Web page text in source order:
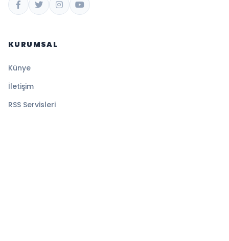
KURUMSAL
Künye
İletişim
RSS Servisleri